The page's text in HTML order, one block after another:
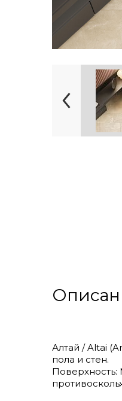
Алтай / Altai
пола и стен.
Поверхность: